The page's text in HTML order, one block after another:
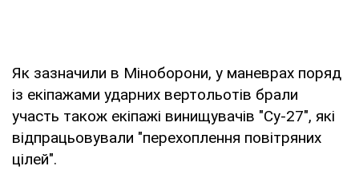
Як зазначили в Міноборони, у маневрах поряд
із екіпажами ударних вертольотів брали
участь також екіпажі винищувачів "Су-27", які
відпрацьовували "перехоплення повітряних
цілей".